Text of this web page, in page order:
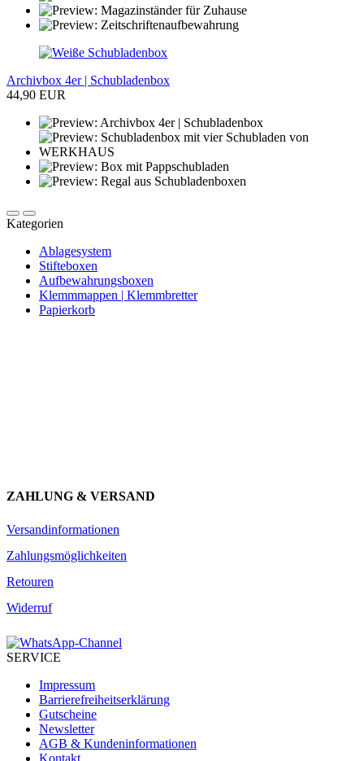
Archivbox 4er | Schubladenbox
44,90 EUR
Kategorien
Ablagesystem
Stifteboxen
Aufbewahrungsboxen
Klemmmappen | Klemmbretter
Papierkorb
ZAHLUNG & VERSAND
Versandinformationen
Zahlungsmöglichkeiten
Retouren
Widerruf
SERVICE
Impressum
Barrierefreiheitserklärung
Gutscheine
Newsletter
AGB & Kundeninformationen
Kontakt